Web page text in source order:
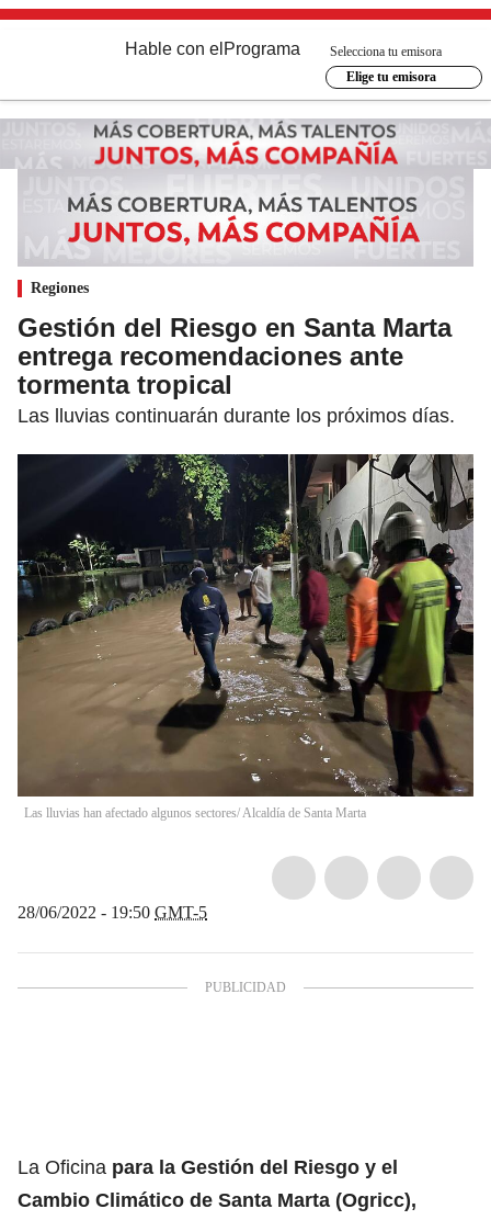
Hable con el Programa
Selecciona tu emisora
Elige tu emisora
Regiones
Gestión del Riesgo en Santa Marta
entrega recomendaciones ante
tormenta tropical
Las lluvias continuarán durante los próximos días.
Las lluvias han afectado algunos sectores/ Alcaldía de Santa Marta
28/06/2022 - 19:50 GMT-5
La Oficina para la Gestión del Riesgo y el
Cambio Climático de Santa Marta (Ogricc),